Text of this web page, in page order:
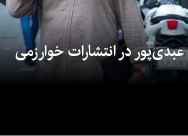
در انتشارات خوارزمی